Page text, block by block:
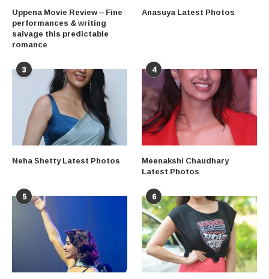
Uppena Movie Review – Fine
performances & writing
salvage this predictable
romance
Anasuya Latest Photos
3
Neha Shetty Latest Photos
4
Meenakshi Chaudhary
Latest Photos
5 6